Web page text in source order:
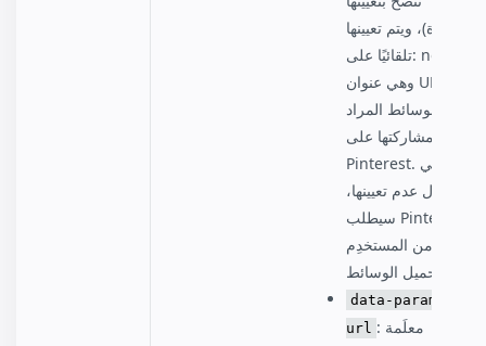
بشدة)، ويتم تعيينها
تلقائيًا على: none.
وهي عنوان URL
للوسائط المراد
مشاركتها على
Pinterest. في
حال عدم تعيينها،
سيطلب Pinterest
من المستخدِم
data-param-
url : معلَمة